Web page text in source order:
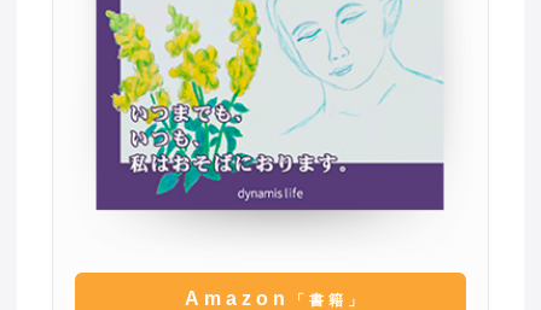
Amazon 「書籍」